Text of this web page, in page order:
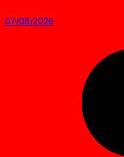
07/08/2026